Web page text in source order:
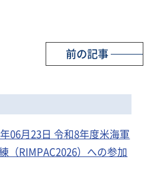
前の記事
06月23日 令和8年度米海軍
（RIMPAC2026）への参加